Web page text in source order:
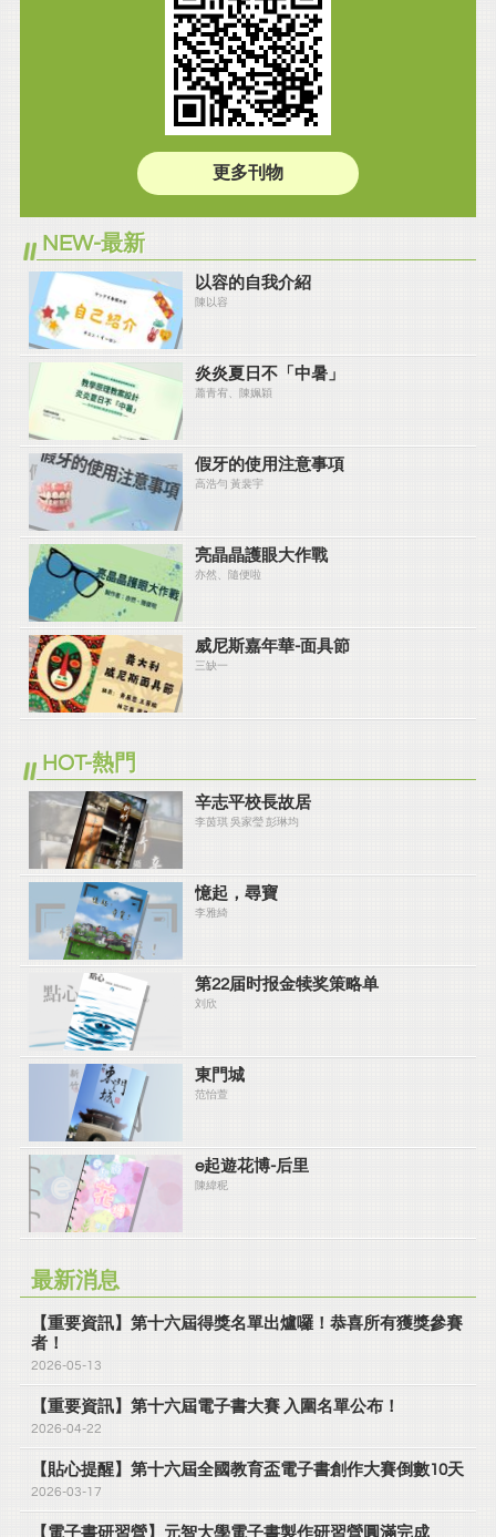
更多刊物
NEW-最新
以容的自我介紹
陳以容
炎炎夏⽇不「中暑」
蕭青宥、陳姵穎
假牙的使用注意事項
高浩勻 黃裴宇
亮晶晶護眼大作戰
亦然、隨便啦
威尼斯嘉年華-面具節
三缺一
HOT-熱門
辛志平校長故居
李茵琪 吳家瑩 彭琳均
憶起，尋寶
李雅綺
第22届时报金犊奖策略单
刘欣
東門城
范怡萱
e起遊花博-后里
陳緯秜
最新消息
【重要資訊】第十六屆得獎名單出爐囉！恭喜所有獲獎參賽
者！
2026-05-13
【重要資訊】第十六屆電子書大賽 入圍名單公布！
2026-04-22
【貼心提醒】第十六屆全國教育盃電子書創作大賽倒數10天
2026-03-17
【電子書研習營】元智大學電子書製作研習營圓滿完成